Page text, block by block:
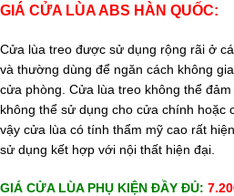
GIÁ CỬA LÙA ABS HÀN QUỐC:
Cửa lùa treo được sử dụng rộng rãi ở
và thường dùng để ngăn cách không
cửa phòng. Cửa lùa treo không thể
không thể sử dụng cho cửa chính hoặc
vậy cửa lùa có tính thẩm mỹ cao rất
sử dụng kết hợp với nội thất hiện đại.
GIÁ CỬA LÙA PHỤ KIỆN ĐẦY ĐỦ: